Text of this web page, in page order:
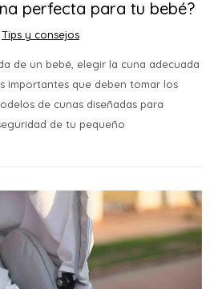
perfecta para tu bebé?
Tips y consejos
de un bebé, elegir la cuna adecuada
importantes que deben tomar los
de cunas diseñadas para
de tu pequeño